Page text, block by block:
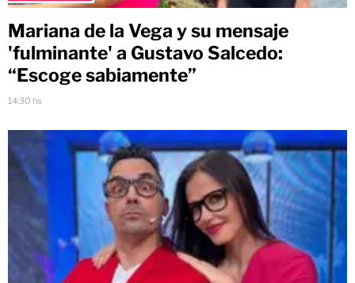
Mariana de la Vega y su mensaje
'fulminante' a Gustavo Salcedo:
“Escoge sabiamente”
14:30 hs